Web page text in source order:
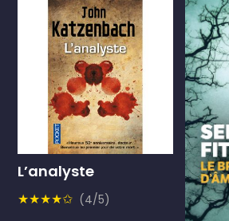
L’analyste
★★★★✩ (4/5)